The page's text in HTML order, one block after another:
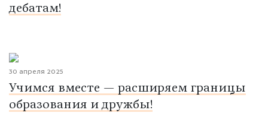
дебатам!
30 апреля 2025
Учимся вместе — расширяем границы
образования и дружбы!